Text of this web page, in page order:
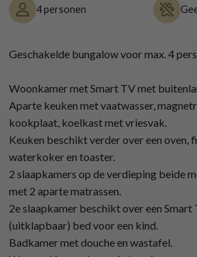
4 personen
Geschakelde bungalow voor max. 4
Woonkamer met Smart TV met
Aparte keuken met vaatwasser,
kookplaat, koelkast met vriesvak.
Keuken beschikt verder over een
waterkoker en toaster.
2 slaapkamers op de verdieping beide
met 2 aparte matrassen.
2e slaapkamer beschikt over een Smart
(uitklapbaar) bed voor een kind.
Badkamer met douche en wastafel.